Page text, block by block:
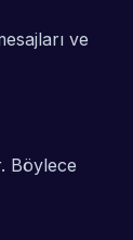
ve
Böylece